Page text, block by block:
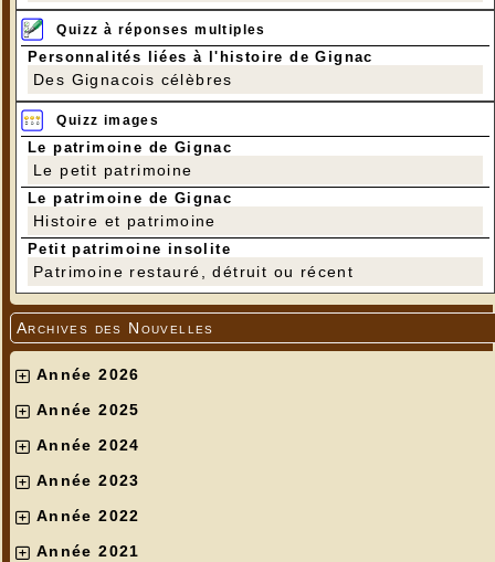
Quizz à réponses multiples
Personnalités liées à l'histoire de Gignac
Des Gignacois célèbres
Quizz images
Le patrimoine de Gignac
Le petit patrimoine
Le patrimoine de Gignac
Histoire et patrimoine
Petit patrimoine insolite
Patrimoine restauré, détruit ou récent
Archives des Nouvelles
Année 2026
Année 2025
Année 2024
Année 2023
Année 2022
Année 2021